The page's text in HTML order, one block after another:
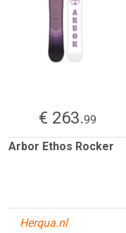
€ 263.99
Arbor Ethos Rocker
Herqua.nl